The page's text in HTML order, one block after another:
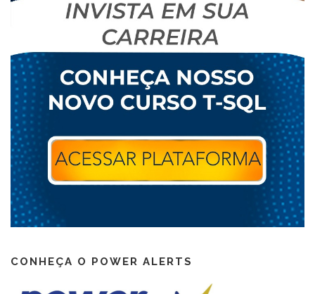
CONHEÇA O POWER ALERTS